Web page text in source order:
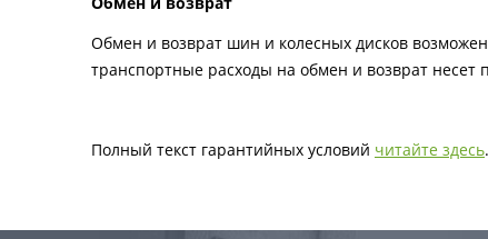
Обмен и возврат шин и колесных дисков
транспортные расходы на обмен и возврат несет
Полный текст гарантийных условий читайте здесь.